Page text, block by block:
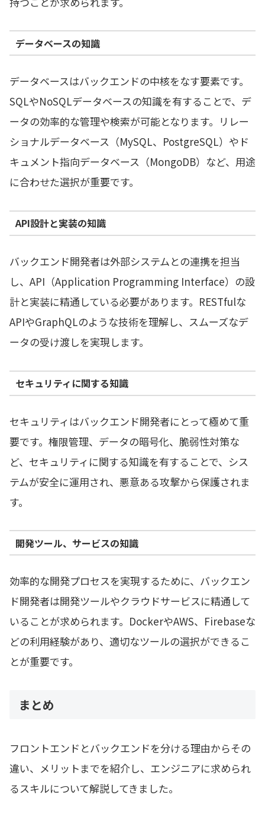
データベースの知識
データベースはバックエンドの中核をなす要素です。
SQLやNoSQLデータベースの知識を有することで、デ
ータの効率的な管理や検索が可能となります。リレー
ショナルデータベース（MySQL、PostgreSQL）やド
キュメント指向データベース（MongoDB）など、用途
に合わせた選択が重要です。
API設計と実装の知識
バックエンド開発者は外部システムとの連携を担当
し、API（Application Programming Interface）の設
計と実装に精通している必要があります。RESTfulな
APIやGraphQLのような技術を理解し、スムーズなデ
ータの受け渡しを実現します。
セキュリティに関する知識
セキュリティはバックエンド開発者にとって極めて重
要です。権限管理、データの暗号化、脆弱性対策な
ど、セキュリティに関する知識を有することで、シス
テムが安全に運用され、悪意ある攻撃から保護されま
す。
開発ツール、サービスの知識
効率的な開発プロセスを実現するために、バックエン
ド開発者は開発ツールやクラウドサービスに精通して
いることが求められます。DockerやAWS、Firebaseな
どの利用経験があり、適切なツールの選択ができるこ
とが重要です。
まとめ
フロントエンドとバックエンドを分ける理由からその
違い、メリットまでを紹介し、エンジニアに求められ
るスキルについて解説してきました。